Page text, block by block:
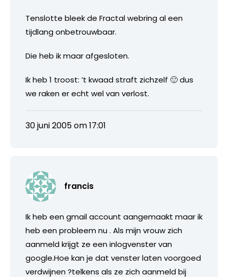
Tenslotte bleek de Fractal webring al een
tijdlang onbetrouwbaar.
Die heb ik maar afgesloten.
Ik heb 1 troost: ’t kwaad straft zichzelf 🙂 dus
we raken er echt wel van verlost.
30 juni 2005 om 17:01
francis
Ik heb een gmail account aangemaakt maar ik
heb een probleem nu . Als mijn vrouw zich
aanmeld krijgt ze een inlogvenster van
google.Hoe kan je dat venster laten voorgoed
verdwijnen ?telkens als ze zich aanmeld bij